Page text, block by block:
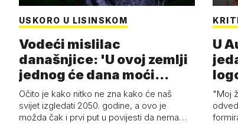
USKORO U LISINSKOM
Vodeći mislilac
današnjice: 'U ovoj zemlji
jednog će dana moći
razviti i superl…
Očito je kako nitko ne zna kako će naš
svijet izgledati 2050. godine, a ovo je
možda čak i prvi put u povijesti da nema…
U
"Moj